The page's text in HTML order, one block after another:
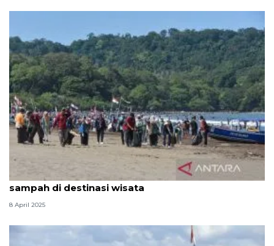
Bupati Pangandaran kerahkan ASN bersihkan
sampah di destinasi wisata
8 April 2025